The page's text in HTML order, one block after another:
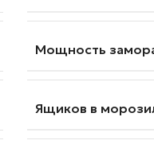
Мощность
Ящиков в